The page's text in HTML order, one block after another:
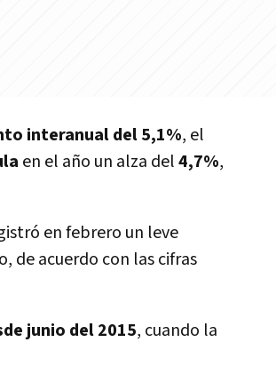
interanual del 5,1%, el
en el año un alza del4,7%,
en febrero un leve
de acuerdo con las cifras
junio del 2015, cuando la